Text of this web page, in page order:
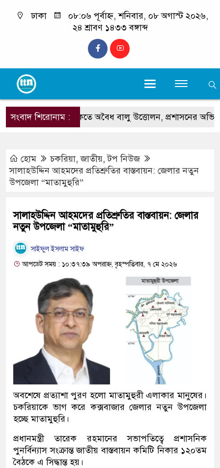
ঢাকা
০৮:০৬ পূর্বাহ্ন, শনিবার, ০৮ অগাস্ট ২০২৬,
২৪ শ্রাবণ ১৪৩৩ বঙ্গাব্দ
সংবাদ শিরোনাম :
কলাতলী সৈকতে অবৈধ বালু উত্তোলন, প্রশাসনের অভিযান
হোম চকরিয়া,জাতীয়,টপ নিউজ
সালাহউদ্দিন আহমদের প্রতিশ্রুতির বাস্তবায়ন: জেলার নতুন
উপজেলা “মাতামুহুরি”
সালাহউদ্দিন আহমদের প্রতিশ্রুতির বাস্তবায়ন: জেলার
নতুন উপজেলা “মাতামুহুরি”
সাইফুল ইসলাম সাইফ
আপডেট সময় : ১০:৩৭:৩৯ অপরাহ্ন, বৃহস্পতিবার, ৭ মে ২০২৬
অবশেষে প্রত্যাশা পুরণ হলো মাতামুহুরী এলাকার মানুষের।
চকরিয়াকে ভাগ করে কক্সবাজার জেলার নতুন উপজেলা
হচ্ছে মাতামুহুরি।
প্রধানমন্ত্রী তারেক রহমানের সভাপতিত্বে প্রশাসনিক
পুনর্বিন্যাস সংক্রান্ত জাতীয় বাস্তবায়ন কমিটি নিকার ১২০তম
বৈঠকে এ সিদ্ধান্ত হয়।